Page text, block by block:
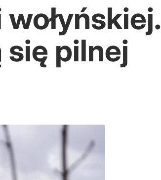
pilnej